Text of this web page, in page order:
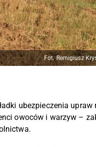
Fot. Remigiusz
ubezpieczenia
owoców i warzyw –